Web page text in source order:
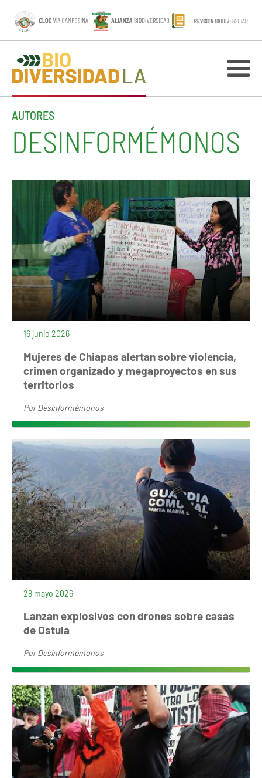
AUTORES
DESINFORMÉMONOS
16 junio 2026
Mujeres de Chiapas alertan sobre violencia,
crimen organizado y megaproyectos en sus
territorios
PorDesinformémonos
28 mayo 2026
Lanzan explosivos con drones sobre casas
de Ostula
PorDesinformémonos